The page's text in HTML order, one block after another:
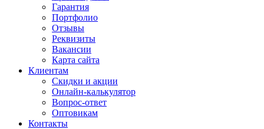
Гарантия
Портфолио
Отзывы
Реквизиты
Вакансии
Карта сайта
Клиентам
Скидки и акции
Онлайн-калькулятор
Вопрос-ответ
Оптовикам
Контакты